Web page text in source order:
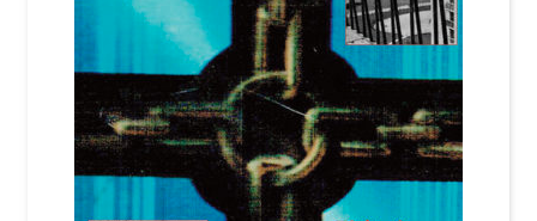
Login Customizer
Newsletter
Nous Contacter
Politique de confidentialité et cookies